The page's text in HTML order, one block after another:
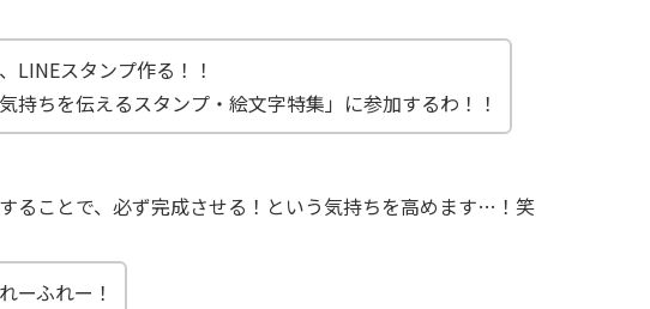
LINEスタンプ作る！！
気持ちを伝えるスタンプ・絵文字特集」に参加するわ！！
ることで、必ず完成させる！という気持ちを高めます…！笑
ーふれー！